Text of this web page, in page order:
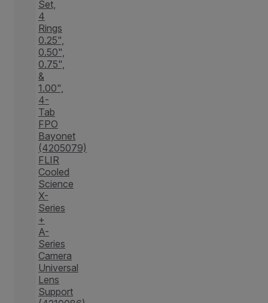
Set,
4
Rings
0.25",
0.50",
0.75",
&
1.00",
4-
Tab
FPO
Bayonet
(4205079)
FLIR
Cooled
Science
X-
Series
+
A-
Series
Camera
Universal
Lens
Support